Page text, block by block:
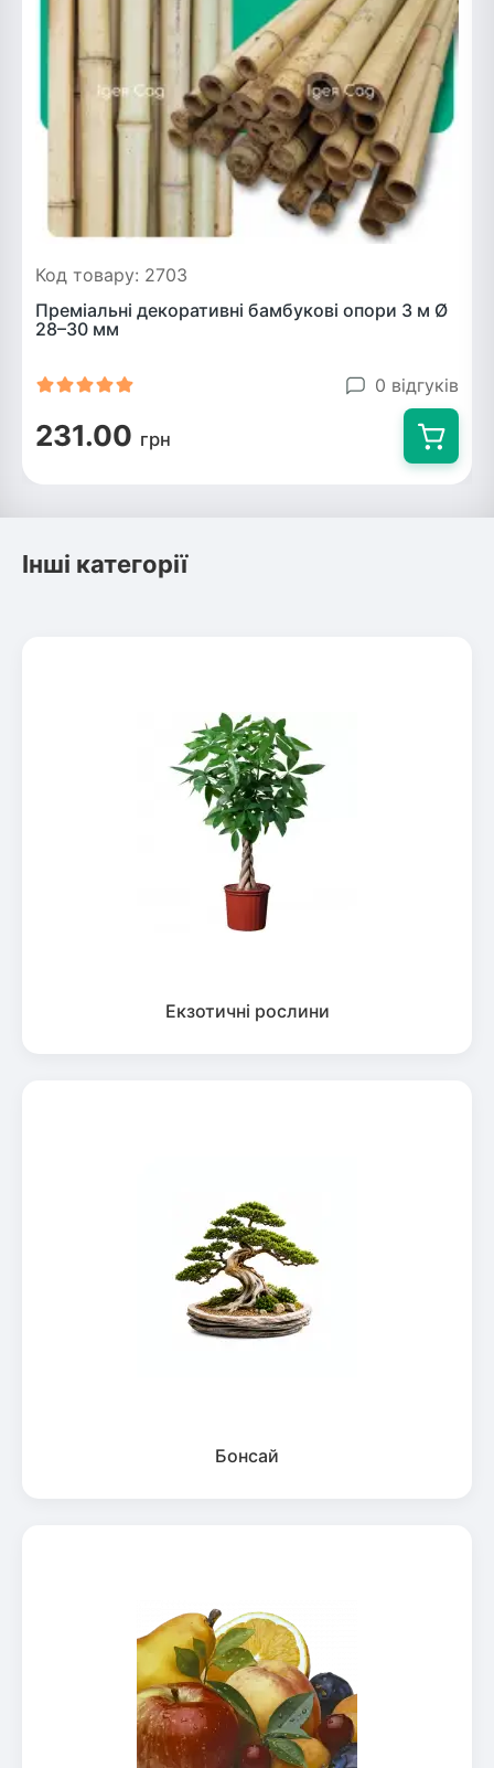
Код товару: 2703
Преміальні декоративні бамбукові опори 3 м Ø
28–30 мм
0 відгуків
231.00 грн
Інші категорії
Екзотичні рослини
Бонсай